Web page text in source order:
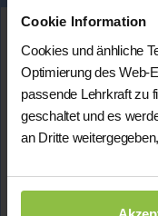
Cookie Information
Cookies und änhliche
Optimierung des Web-
passende Lehrkraft zu
geschaltet und es
an Dritte weitergegeben,
Laura
Wohnort:
52224 Stolberg
Spricht:
Deutsch
Flexibel unter der